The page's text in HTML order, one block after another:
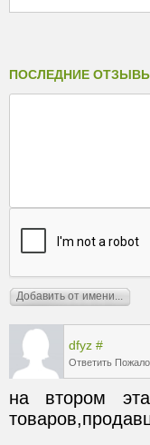
ПОСЛЕДНИЕ
dfyz #
Ответить
на втором